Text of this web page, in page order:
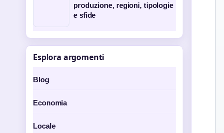
produzione, regioni, tipologie
e sfide
Esplora argomenti
Blog
Economia
Locale